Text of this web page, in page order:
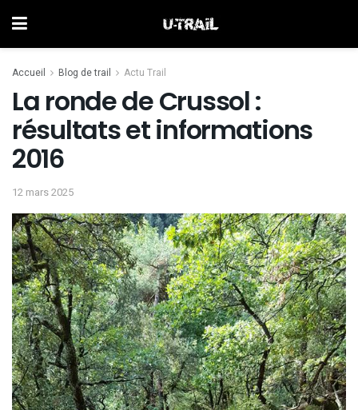
Accueil Blog de trail Actu Trail
La ronde de Crussol :
résultats et informations
2016
12 mars 2025